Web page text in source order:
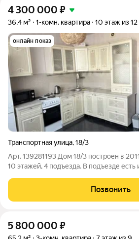
4 300 000 ₽
36,4 м² 1-комн. квартира 10 этаж из 12
онлайн показ
Транспортная улица,18/3
Арт. 139281193 Дом 18/3 построен в
10 этажей, 4 подъезда. В подъезде есть
наземная
Позвонить
5 800 000 ₽